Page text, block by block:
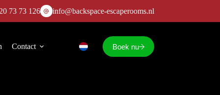
73 73 126 info@backspace-escaperooms.nl
Contact Boek nu